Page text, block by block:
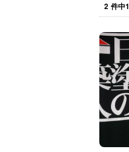
2 件中1